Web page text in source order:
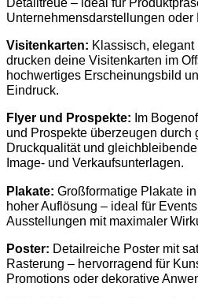
Unternehmensdarstellungen oder
Visitenkarten: Klassisch,
drucken deine Visitenkarten im
hochwertiges Erscheinungsbild
Eindruck.
Flyer und Prospekte: Im
und Prospekte überzeugen durch
Druckqualität und
Image- und Verkaufsunterlagen.
Plakate: Großformatige Plakate
hoher Auflösung – ideal für
Ausstellungen mit maximaler
Poster: Detailreiche Poster mit
Rasterung – hervorragend für
Promotions oder dekorative